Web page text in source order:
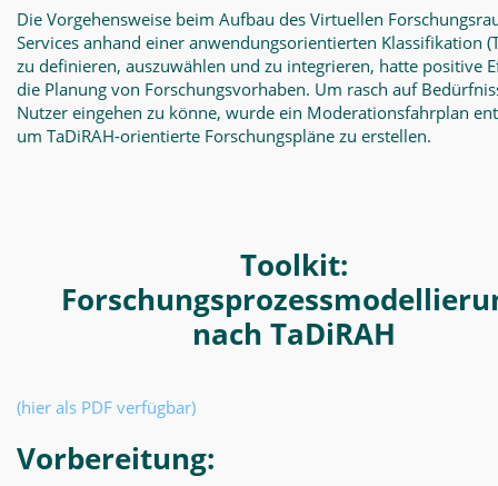
Die Vorgehensweise beim Aufbau des Virtuellen
Services anhand einer anwendungsorientierten Klassifikation
zu definieren, auszuwählen und zu integrieren, hatte positive
die Planung von Forschungsvorhaben. Um rasch auf
Nutzer eingehen zu könne, wurde ein Moderationsfahrplan
um TaDiRAH-orientierte Forschungspläne zu erstellen.
Toolkit:
nach TaDiRAH
(hier als PDF verfügbar)
Vorbereitung: